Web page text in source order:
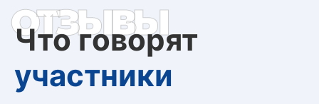
ОТЗЫВЫ
Что говорят
участники